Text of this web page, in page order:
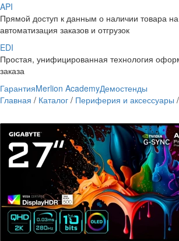
API
Прямой доступ к данным о наличии товара
автоматизация заказов и отгрузок
EDI
Простая, унифицированная технология
заказа
ГарантияMerlion AcademyДемостенды
Главная / Каталог / Периферия и аксессуары /